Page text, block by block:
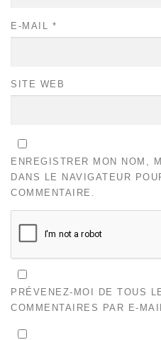
E-MAIL *
SITE WEB
ENREGISTRER MON NOM,
DANS LE NAVIGATEUR
COMMENTAIRE.
PRÉVENEZ-MOI DE TOUS
COMMENTAIRES PAR E-